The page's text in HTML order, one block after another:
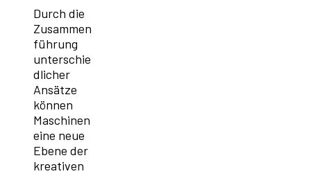
Durch die
Zusammen
führung
unterschie
dlicher
Ansätze
können
Maschinen
eine neue
Ebene der
kreativen